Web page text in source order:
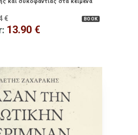
BOOK
€
13.90 €